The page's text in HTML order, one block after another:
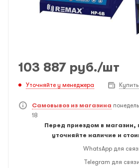
103 887 руб./шт
Уточняйте у менеджера
Самовывоз из магазина
18
Перед приездом в магазин,
уточняйте наличие и
WhatsApp для
Telegram для связи